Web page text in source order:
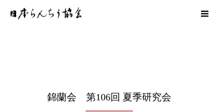
錦蘭会 第106回 夏季研究会